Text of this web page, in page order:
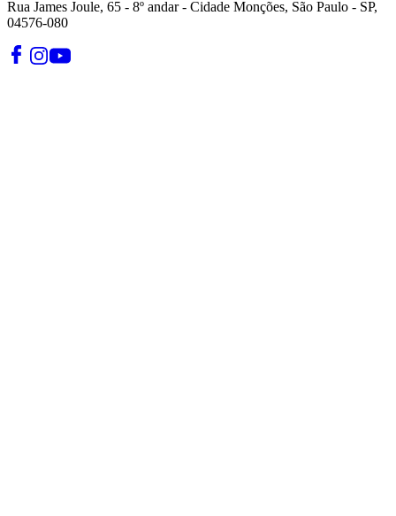
Rua James Joule, 65 - 8º andar - Cidade Monções, São Paulo - SP,
04576-080